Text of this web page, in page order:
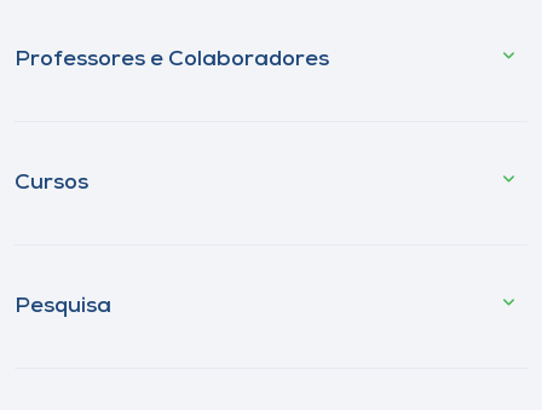
Professores e Colaboradores
Cursos
Pesquisa